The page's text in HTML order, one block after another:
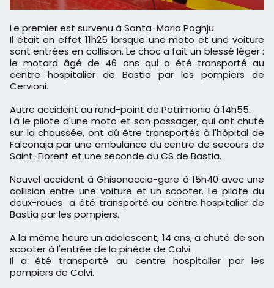
Le premier est survenu à Santa-Maria Poghju.
Il était en effet 11h25 lorsque une moto et une voiture
sont entrées en collision. Le choc a fait un blessé léger :
le motard âgé de 46 ans qui a été transporté au
centre hospitalier de Bastia par les pompiers de
Cervioni.
Autre accident au rond-point de Patrimonio à 14h55.
Là le pilote d'une moto et son passager, qui ont chuté
sur la chaussée, ont dû être transportés à l'hôpital de
Falconaja par une ambulance du centre de secours de
Saint-Florent et une seconde du CS de Bastia.
Nouvel accident à Ghisonaccia-gare à 15h40 avec une
collision entre une voiture et un scooter. Le pilote du
deux-roues a été transporté au centre hospitalier de
Bastia par les pompiers.
A la même heure un adolescent, 14 ans, a chuté de son
scooter à l'entrée de la pinède de Calvi.
Il a été transporté au centre hospitalier par les
pompiers de Calvi.